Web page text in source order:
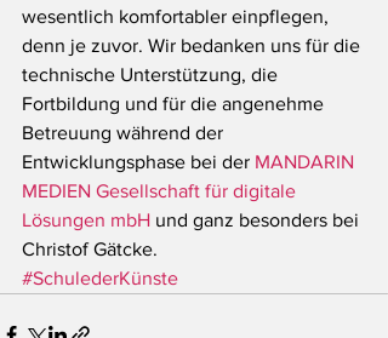
wesentlich komfortabler einpflegen,
denn je zuvor. Wir bedanken uns für die
technische Unterstützung, die
Fortbildung und für die angenehme
Betreuung während der
Entwicklungsphase bei der MANDARIN
MEDIEN Gesellschaft für digitale
Lösungen mbH und ganz besonders bei
Christof Gätcke.
#SchulederKünste